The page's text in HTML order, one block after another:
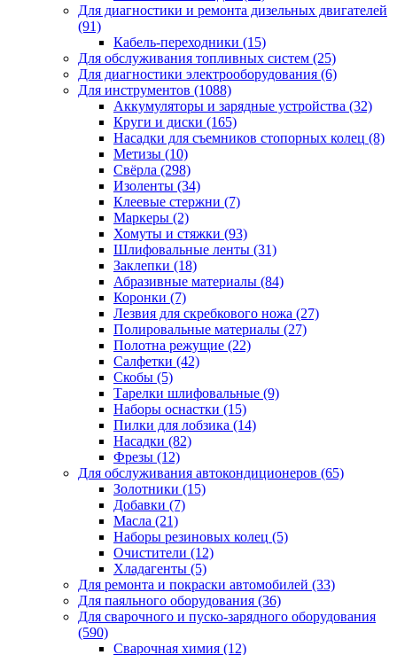
Для диагностики и ремонта дизельных двигателей
(91)
Кабель-переходники (15)
Для обслуживания топливных систем (25)
Для диагностики электрооборудования (6)
Для инструментов (1088)
Аккумуляторы и зарядные устройства (32)
Круги и диски (165)
Насадки для съемников стопорных колец (8)
Метизы (10)
Свёрла (298)
Изоленты (34)
Клеевые стержни (7)
Маркеры (2)
Хомуты и стяжки (93)
Шлифовальные ленты (31)
Заклепки (18)
Абразивные материалы (84)
Коронки (7)
Лезвия для скребкового ножа (27)
Полировальные материалы (27)
Полотна режущие (22)
Салфетки (42)
Скобы (5)
Тарелки шлифовальные (9)
Наборы оснастки (15)
Пилки для лобзика (14)
Насадки (82)
Фрезы (12)
Для обслуживания автокондиционеров (65)
Золотники (15)
Добавки (7)
Масла (21)
Наборы резиновых колец (5)
Очистители (12)
Хладагенты (5)
Для ремонта и покраски автомобилей (33)
Для паяльного оборудования (36)
Для сварочного и пуско-зарядного оборудования
(590)
Сварочная химия (12)